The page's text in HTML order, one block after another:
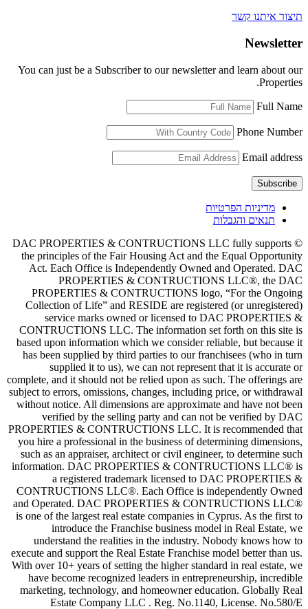
You can just be a Subscriber to our
© DAC PROPERTIES &
the principles of the Fair Housing Act and
Act. Each Office is Independently
PROPERTIES &
PROPERTIES & CONTRUCTIONS
Collection of Life” and RESIDE are
service marks owned or licensed to
CONTRUCTIONS LLC. The information
based upon information which we consider
has been supplied by third parties to our
supplied it to us), we can not
complete, and it should not be relied upon as
subject to errors, omissions, changes,
without notice. All dimensions are
verified by the selling party and can
PROPERTIES & CONTRUCTIONS LLC. It
you hire a professional in the business of
such as an appraiser, architect or civil
information. DAC PROPERTIES &
a registered trademark licensed to
CONTRUCTIONS LLC®. Each Office is
and Operated. DAC PROPERTIES &
is one of the largest real estate companies
introduce the Franchise business
understand the realities in the industry.
execute and support the Real Estate
With over 10+ years of setting the higher
have become recognized leaders in
marketing, technology, and homeowner
Estate Company LLC . Reg.